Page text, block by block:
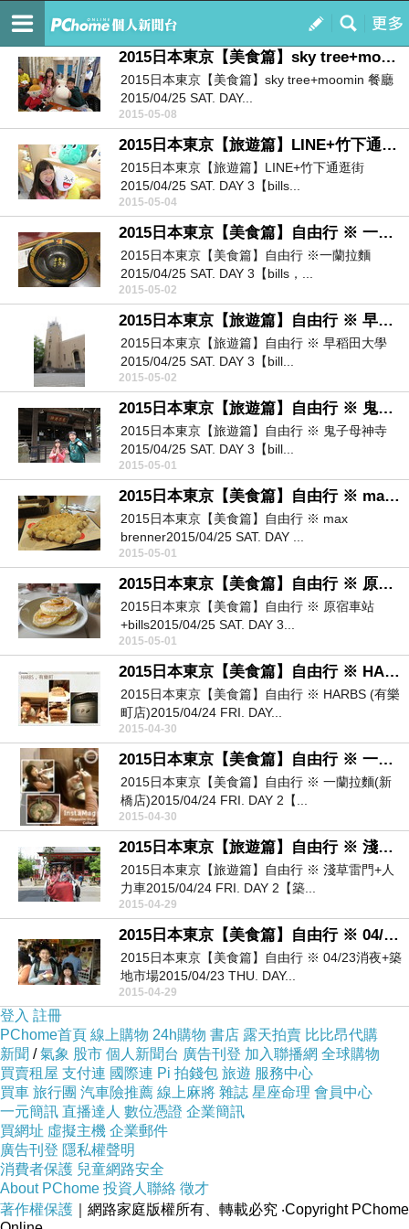
我的
訂閱
與孩子一起愛上國外自助遊學.....
2015日本東京【美食篇】sky tree+moomin 餐廳
2015日本東京【美食篇】sky tree+moomin 餐廳
2015/04/25 SAT. DAY...
2015-05-08
2015日本東京【旅遊篇】LINE+竹下通逛街
2015日本東京【旅遊篇】LINE+竹下通逛街
2015/04/25 SAT. DAY 3【bills...
2015-05-04
2015日本東京【美食篇】自由行 ※ 一蘭拉麵
2015日本東京【美食篇】自由行 ※一蘭拉麵
2015/04/25 SAT. DAY 3【bills，...
2015-05-02
2015日本東京【旅遊篇】自由行 ※ 早稻田大學
2015日本東京【旅遊篇】自由行 ※ 早稻田大學
2015/04/25 SAT. DAY 3【bill...
2015-05-02
2015日本東京【旅遊篇】自由行 ※ 鬼子母神寺
2015日本東京【旅遊篇】自由行 ※ 鬼子母神寺
2015/04/25 SAT. DAY 3【bill...
2015-05-01
2015日本東京【美食篇】自由行 ※ max brenner
2015日本東京【美食篇】自由行 ※ max
brenner2015/04/25 SAT. DAY ...
2015-05-01
2015日本東京【美食篇】自由行 ※ 原宿車站+bills
2015日本東京【美食篇】自由行 ※ 原宿車站
+bills2015/04/25 SAT. DAY 3...
2015-05-01
2015日本東京【美食篇】自由行 ※ HARBS (有樂町店)
2015日本東京【美食篇】自由行 ※ HARBS (有樂
町店)2015/04/24 FRI. DAY...
2015-04-30
2015日本東京【美食篇】自由行 ※ 一蘭拉麵(新橋店)
2015日本東京【美食篇】自由行 ※ 一蘭拉麵(新
橋店)2015/04/24 FRI. DAY 2【...
2015-04-30
2015日本東京【旅遊篇】自由行 ※ 淺草雷門+人力車
2015日本東京【旅遊篇】自由行 ※ 淺草雷門+人
力車2015/04/24 FRI. DAY 2【築...
2015-04-29
2015日本東京【美食篇】自由行 ※ 04/23消夜+築地市場
2015日本東京【美食篇】自由行 ※ 04/23消夜+築
地市場2015/04/23 THU. DAY...
2015-04-29
登入 註冊
PChome首頁 線上購物 24h購物 書店 露天拍賣 比比昂代購
新聞 /氣象 股市 個人新聞台 廣告刊登 加入聯播網 全球購物
買賣租屋 支付連 國際連 Pi 拍錢包 旅遊 服務中心
買車 旅行團 汽車險推薦 線上麻將 雜誌 星座命理 會員中心
一元簡訊 直播達人 數位憑證 企業簡訊
買網址 虛擬主機 企業郵件
廣告刊登 隱私權聲明
消費者保護 兒童網路安全
About PChome 投資人聯絡 徵才
著作權保護 ｜網路家庭版權所有、轉載必究 ‧Copyright PChome